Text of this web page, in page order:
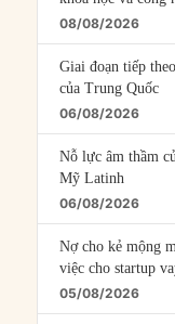
08/08/2026
Giai đoạn tiếp
của Trung Quốc
06/08/2026
Nỗ lực âm thầm
Mỹ Latinh
06/08/2026
Nợ cho kẻ mộng
việc cho startup
05/08/2026